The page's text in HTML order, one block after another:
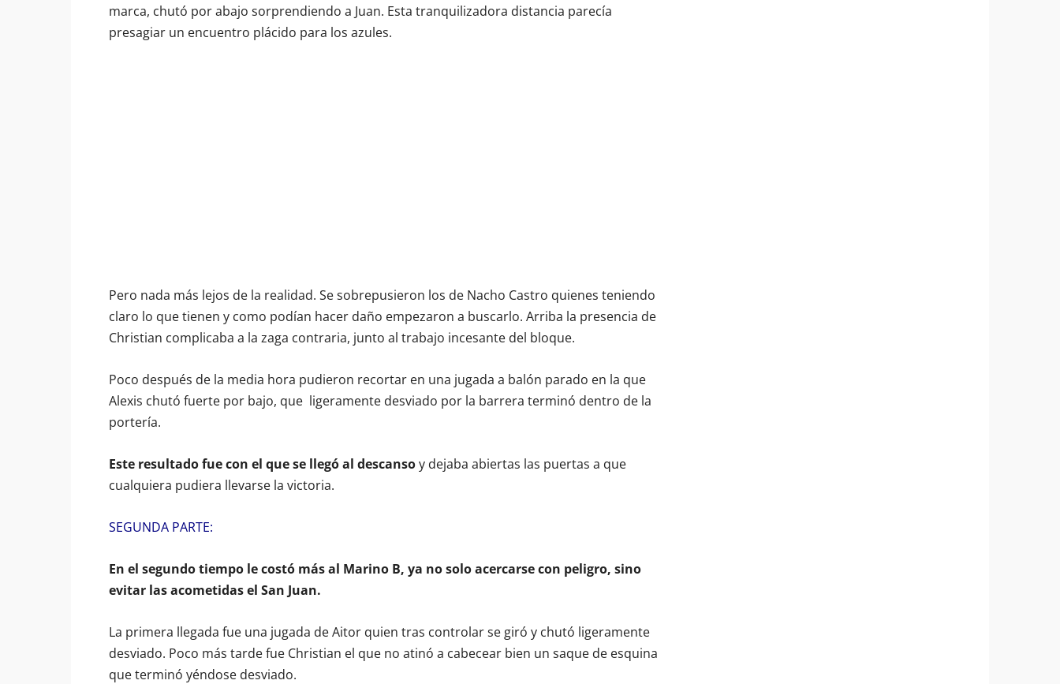
marca, chutó por abajo sorprendiendo a Juan. Esta tranquilizadora distancia parecía
presagiar un encuentro plácido para los azules.
Pero nada más lejos de la realidad. Se sobrepusieron los de Nacho Castro quienes teniendo
claro lo que tienen y como podían hacer daño empezaron a buscarlo. Arriba la presencia de
Christian complicaba a la zaga contraria, junto al trabajo incesante del bloque.
Poco después de la media hora pudieron recortar en una jugada a balón parado en la que
Alexis chutó fuerte por bajo, que ligeramente desviado por la barrera terminó dentro de la
portería.
Este resultado fue con el que se llegó al descansoy dejaba abiertas las puertas a que
cualquiera pudiera llevarse la victoria.
SEGUNDA PARTE:
En el segundo tiempo le costó más al Marino B, ya no solo acercarse con peligro, sino
evitar las acometidas el San Juan.
La primera llegada fue una jugada de Aitor quien tras controlar se giró y chutó ligeramente
desviado. Poco más tarde fue Christian el que no atinó a cabecear bien un saque de esquina
que terminó yéndose desviado.